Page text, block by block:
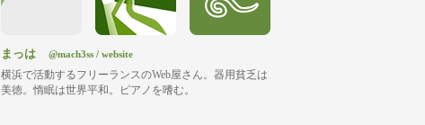
まっは @mach3ss/ website
横浜で活動するフリーランスのWeb屋さん。器用貧乏は
美徳。惰眠は世界平和。ピアノを嗜む。